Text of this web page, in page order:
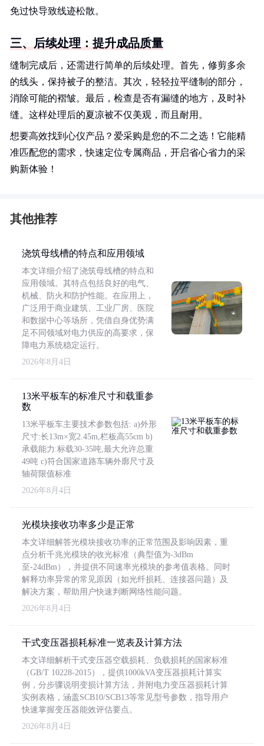
免过快导致线迹松散。
三、后续处理：提升成品质量
缝制完成后，还需进行简单的后续处理。首先，修剪多余
的线头，保持被子的整洁。其次，轻轻拉平缝制的部分，
消除可能的褶皱。最后，检查是否有漏缝的地方，及时补
缝。这样处理后的夏凉被不仅美观，而且耐用。
想要高效找到心仪产品？爱采购是您的不二之选！它能精
准匹配您的需求，快速定位专属商品，开启省心省力的采
购新体验！
其他推荐
浇筑母线槽的特点和应用领域
本文详细介绍了浇筑母线槽的特点和
应用领域。其特点包括良好的电气、
机械、防火和防护性能。在应用上，
广泛用于商业建筑、工业厂房、医院
和数据中心等场所，凭借自身优势满
足不同领域对电力供应的高要求，保
障电力系统稳定运行。
2026年8月4日
13米平板车的标准尺寸和载重参
数
13米平板车主要技术参数包括: a)外形
尺寸:长13m×宽2.45m,栏板高55cm b)
承载能力:标载30-35吨,最大允许总重
49吨 c)符合国家道路车辆外廓尺寸及
轴荷限值标准
2026年8月4日
光模块接收功率多少是正常
本文详细解答光模块接收功率的正常范围及影响因素，重
点分析千兆光模块的收光标准（典型值为-3dBm
至-24dBm），并提供不同速率光模块的参考值表格。同时
解释功率异常的常见原因（如光纤损耗、连接器问题）及
解决方案，帮助用户快速判断网络性能问题。
2026年8月4日
干式变压器损耗标准一览表及计算方法
本文详细解析干式变压器空载损耗、负载损耗的国家标准
（GB/T 10228-2015），提供1000kVA变压器损耗计算实
例，分步骤说明变损计算方法，并附电力变压器损耗计算
实例表格，涵盖SCB10/SCB13等常见型号参数，指导用户
快速掌握变压器能效评估要点。
2026年8月4日